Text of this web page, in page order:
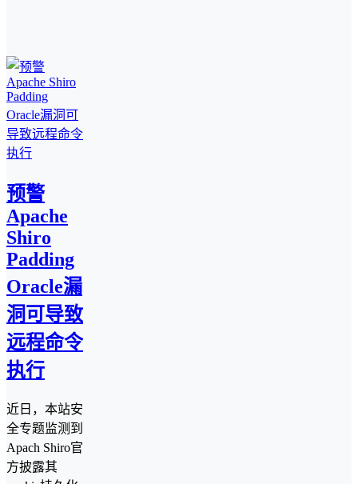
预警
Apache
Shiro
Padding
Oracle漏
洞可导致
远程命令
执行
近日，本站安
全专题监测到
Apach Shiro官
方披露其